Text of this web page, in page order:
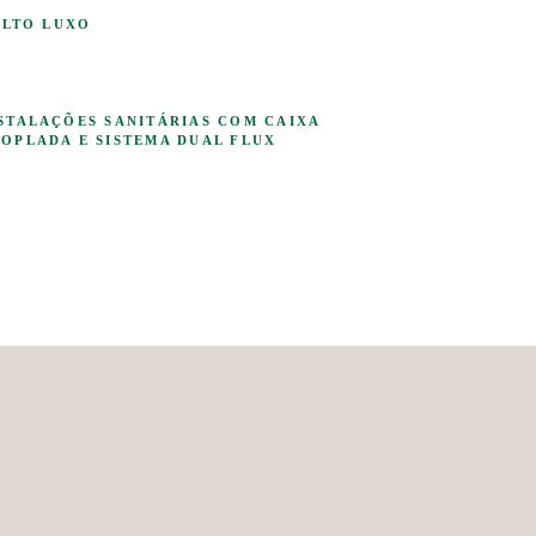
LUXO
SANITÁRIAS COM CAIXA
E SISTEMA DUAL FLUX
LUXO
SANITÁRIAS COM CAIXA
E SISTEMA DUAL FLUX